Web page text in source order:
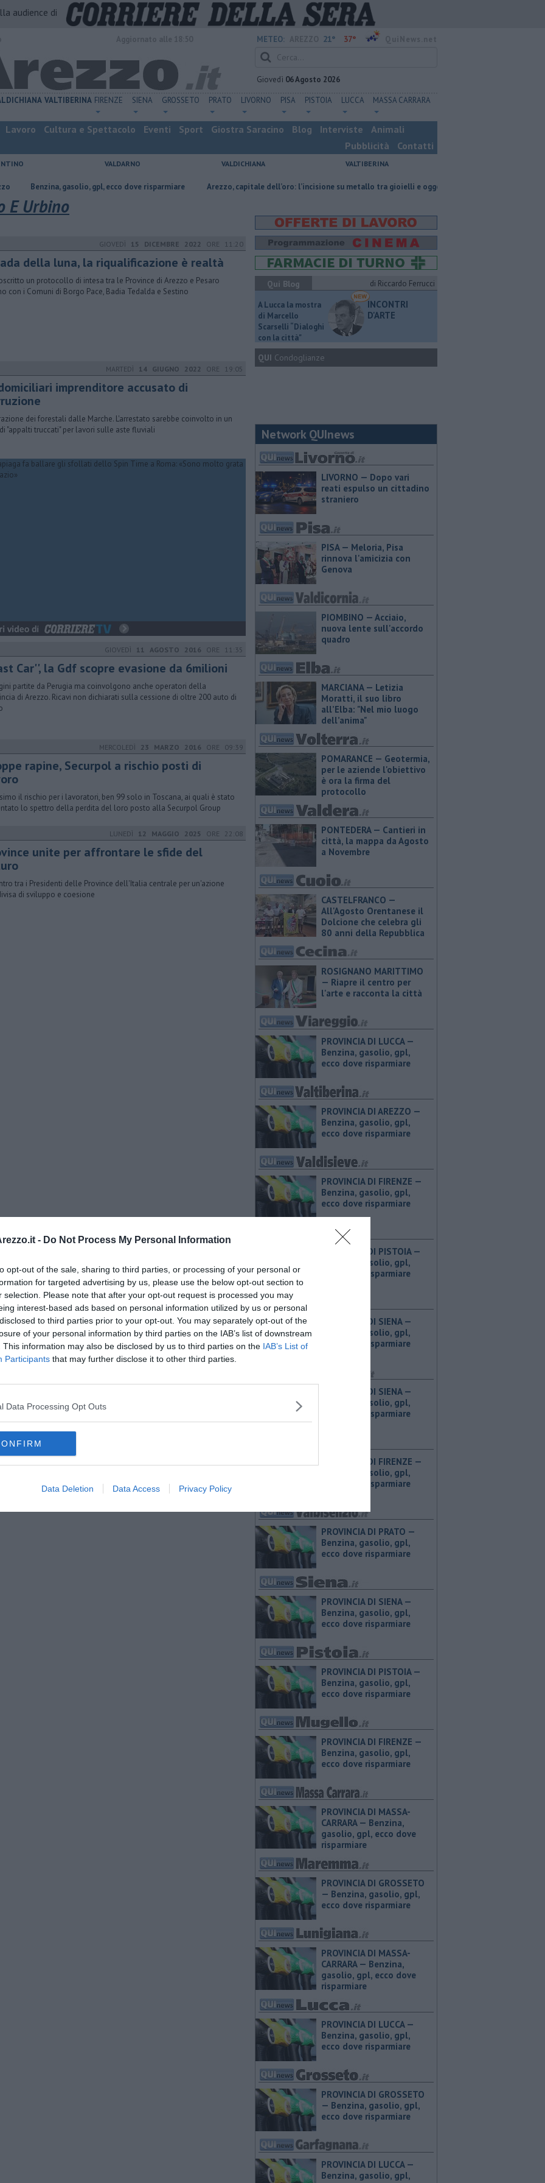
- Do Not Process My Personal Information
opt-out of the sale, sharing to third parties, or processing of your personal or
for targeted advertising by us, please use the below opt-out section to
selection. Please note that after your opt-out request is processed you may
interest-based ads based on personal information utilized by us or personal
to third parties prior to your opt-out. You may separately opt-out of the
of your personal information by third parties on the IAB’s list of downstream
This information may also be disclosed by us to third parties on the IAB’s List of
Participants that may further disclose it to other third parties.
Data Processing Opt Outs
Data Deletion Data Access Privacy Policy
audience di
METEO: 21° 37°
Giovedì 06 Agosto 2026
VALTIBERINA FIRENZE SIENA GROSSETO PRATO LIVORNO PISA PISTOIA LUCCA MASSA CARRARA
Lavoro Cultura e Spettacolo Eventi Sport Giostra Saracino Blog Interviste
Animali
Pubblicità
Contatti
VALDARNO VALDICHIANA VALTIBERINA
gasolio, gpl, ecco dove risparmiare Arezzo, capitale dell’oro: l’incisione su metallo tra gioielli e oggetti personalizzati
E Urbino
GIOVEDÌ 15 DICEMBRE 2022 ORE 11:20
della luna, la riqualificazione è realtà
un protocollo di intesa tra le Province di Arezzo e Pesaro
con i Comuni di Borgo Pace, Badia Tedalda e Sestino
MARTEDÌ 14 GIUGNO 2022 ORE 19:05
imprenditore accusato di
dei forestali dalle Marche. L'arrestato sarebbe coinvolto in un
"appalti truccati" per lavori sulle aste fluviali
GIOVEDÌ 11 AGOSTO 2016 ORE 11:35
Car'', la Gdf scopre evasione da 6milioni
partite da Perugia ma coinvolgono anche operatori della
di Arezzo. Ricavi non dichiarati sulla cessione di oltre 200 auto di
MERCOLEDÌ 23 MARZO 2016 ORE 09:39
rapine, Securpol a rischio posti di
il rischio per i lavoratori, ben 99 solo in Toscana, ai quali è stato
lo spettro della perdita del loro posto alla Securpol Group
LUNEDÌ 12 MAGGIO 2025 ORE 22:08
unite per affrontare le sfide del
tra i Presidenti delle Province dell'Italia centrale per un'azione
di sviluppo e coesione
Qui Blog di Riccardo Ferrucci
A Lucca la mostra
di Marcello
Scarselli “Dialoghi
con la città"
INCONTRI
D'ARTE
QUI Condoglianze
Network QUInews
LIVORNO — Dopo vari
reati espulso un cittadino
straniero
PISA — Meloria, Pisa
rinnova l'amicizia con
Genova
PIOMBINO — Acciaio,
nuova lente sull'accordo
quadro
MARCIANA — ​Letizia
Moratti, il suo libro
all’Elba: "Nel mio luogo
dell’anima"
POMARANCE — Geotermia,
per le aziende l'obiettivo
è ora la firma del
protocollo
PONTEDERA — Cantieri in
città, la mappa da Agosto
a Novembre
CASTELFRANCO —
All'Agosto Orentanese il
Dolcione che celebra gli
80 anni della Repubblica
ROSIGNANO MARITTIMO
— Riapre il centro per
l'arte e racconta la città
PROVINCIA DI LUCCA — ​
Benzina, gasolio, gpl,
ecco dove risparmiare
PROVINCIA DI AREZZO — ​
Benzina, gasolio, gpl,
ecco dove risparmiare
PROVINCIA DI FIRENZE — ​
Benzina, gasolio, gpl,
ecco dove risparmiare
PROVINCIA DI PISTOIA — ​
Benzina, gasolio, gpl,
ecco dove risparmiare
PROVINCIA DI SIENA — ​
Benzina, gasolio, gpl,
ecco dove risparmiare
PROVINCIA DI SIENA — ​
Benzina, gasolio, gpl,
ecco dove risparmiare
PROVINCIA DI FIRENZE — ​
Benzina, gasolio, gpl,
ecco dove risparmiare
PROVINCIA DI PRATO — ​
Benzina, gasolio, gpl,
ecco dove risparmiare
PROVINCIA DI SIENA — ​
Benzina, gasolio, gpl,
ecco dove risparmiare
PROVINCIA DI PISTOIA — ​
Benzina, gasolio, gpl,
ecco dove risparmiare
PROVINCIA DI FIRENZE — ​
Benzina, gasolio, gpl,
ecco dove risparmiare
PROVINCIA DI MASSA-
CARRARA — ​Benzina,
gasolio, gpl, ecco dove
risparmiare
PROVINCIA DI GROSSETO
— ​Benzina, gasolio, gpl,
ecco dove risparmiare
PROVINCIA DI MASSA-
CARRARA — ​Benzina,
gasolio, gpl, ecco dove
risparmiare
PROVINCIA DI LUCCA — ​
Benzina, gasolio, gpl,
ecco dove risparmiare
PROVINCIA DI GROSSETO
— ​Benzina, gasolio, gpl,
ecco dove risparmiare
PROVINCIA DI LUCCA — ​
Benzina, gasolio, gpl,